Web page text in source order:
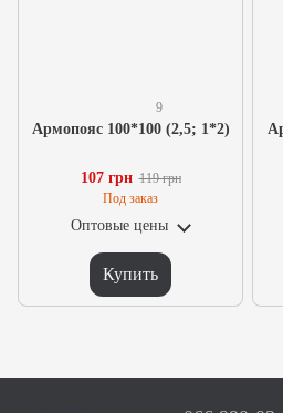
9
Армопояс 100*100 (2,5; 1*2)
107 грн 119 грн
Под заказ
Оптовые цены
Купить